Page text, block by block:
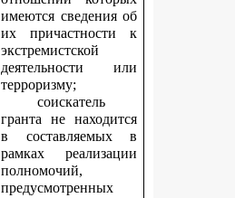
имеются сведения об
их причастности к
экстремистской
деятельности или
терроризму;
соискатель
гранта не находится
в составляемых в
рамках реализации
полномочий,
предусмотренных